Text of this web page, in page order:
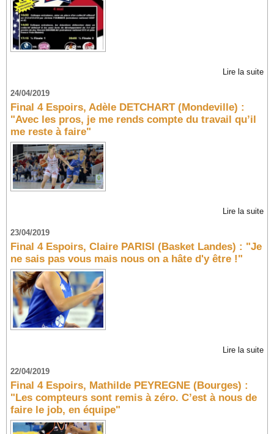
Lire la suite
24/04/2019
Final 4 Espoirs, Adèle DETCHART (Mondeville) :
"Avec les pros, je me rends compte du travail qu’il
me reste à faire"
Lire la suite
23/04/2019
Final 4 Espoirs, Claire PARISI (Basket Landes) : "Je
ne sais pas vous mais nous on a hâte d'y être !"
Lire la suite
22/04/2019
Final 4 Espoirs, Mathilde PEYREGNE (Bourges) :
"Les compteurs sont remis à zéro. C’est à nous de
faire le job, en équipe"